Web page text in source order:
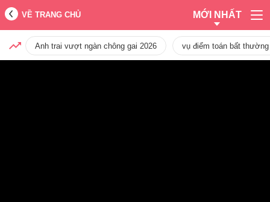
VỀ TRANG CHỦ MỚI NHẤT
Anh trai vượt ngàn chông gai 2026 vụ điểm toán bất